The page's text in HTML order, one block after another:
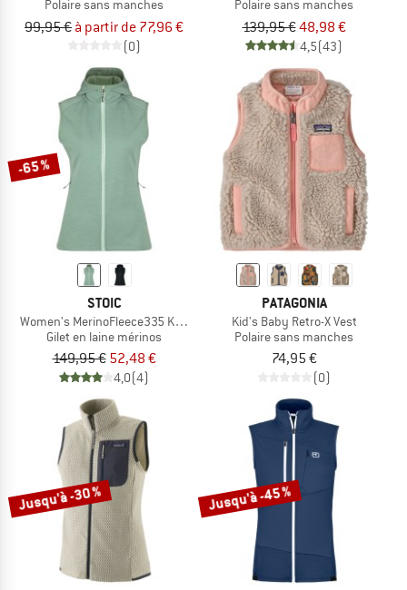
Polaire sans manches
99,95 € à partir de 77,96 €
(0)
Polaire sans manches
139,95 €48,98 €
4,5(43)
-65 %
STOIC
Women's MerinoFleece335 KuolpaSt. II Vest with Hood
Gilet en laine mérinos
149,95 € 52,48 €
4,0(4)
PATAGONIA
Kid's Baby Retro-X Vest
Polaire sans manches
74,95 €
(0)
Jusqu'à -30 % Jusqu'à -45 %